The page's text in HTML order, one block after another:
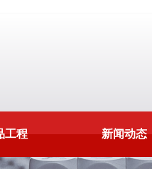
工程 新闻动态